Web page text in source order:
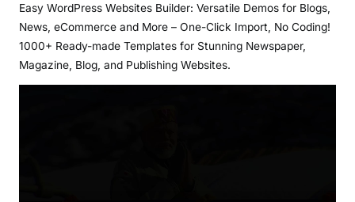
Easy WordPress Websites Builder: Versatile Demos for Blogs,
News, eCommerce and More – One-Click Import, No Coding!
1000+ Ready-made Templates for Stunning Newspaper,
Magazine, Blog, and Publishing Websites.